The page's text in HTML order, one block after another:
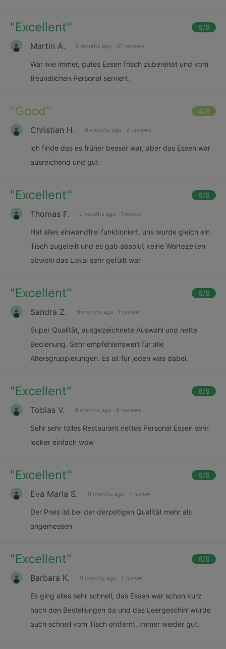
"Excellent" 6/6
Martin A. 9 months ago · 41 reviews
War wie immer, gutes Essen frisch zubereitet und vom
freundlichen Personal serviert.
"Good" 4/6
Christian H. 9 months ago · 2 reviews
ich finde das es früher besser war, aber das Essen war
ausreichend und gut
"Excellent" 6/6
Thomas F. 9 months ago · 1 review
Hat alles einwandfrei funktioniert, uns wurde gleich ein
Tisch zugeteilt und es gab absolut keine Wartezeiten
obwohl das Lokal sehr gefüllt war
"Excellent" 6/6
Sandra Z. 9 months ago · 1 review
Super Qualität, ausgezeichnete Auswahl und nette
Bedienung. Sehr empfehlenswert für alle
Altersgruppierungen. Es ist für jeden was dabei.
"Excellent" 6/6
Tobias V. 9 months ago · 8 reviews
Sehr sehr tolles Restaurant nettes Personal Essen sehr
lecker einfach wow
"Excellent" 6/6
Eva Maria S. 9 months ago · 1 review
Der Preis ist bei der derzeitigen Qualität mehr als
angemessen
"Excellent" 6/6
Barbara K. 9 months ago · 1 review
Es ging alles sehr schnell, das Essen war schon kurz
nach den Bestellungen da und das Leergeschirr wurde
auch schnell vom Tisch entfernt. Immer wieder gut.